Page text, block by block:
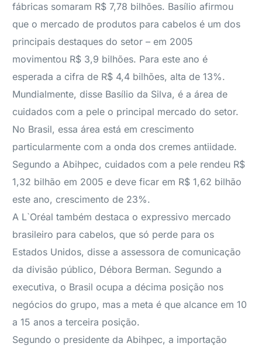
fábricas somaram R$ 7,78 bilhões. Basílio afirmou
que o mercado de produtos para cabelos é um dos
principais destaques do setor – em 2005
movimentou R$ 3,9 bilhões. Para este ano é
esperada a cifra de R$ 4,4 bilhões, alta de 13%.
Mundialmente, disse Basílio da Silva, é a área de
cuidados com a pele o principal mercado do setor.
No Brasil, essa área está em crescimento
particularmente com a onda dos cremes antiidade.
Segundo a Abihpec, cuidados com a pele rendeu R$
1,32 bilhão em 2005 e deve ficar em R$ 1,62 bilhão
este ano, crescimento de 23%.
A L`Oréal também destaca o expressivo mercado
brasileiro para cabelos, que só perde para os
Estados Unidos, disse a assessora de comunicação
da divisão público, Débora Berman. Segundo a
executiva, o Brasil ocupa a décima posição nos
negócios do grupo, mas a meta é que alcance em 10
a 15 anos a terceira posição.
Segundo o presidente da Abihpec, a importação